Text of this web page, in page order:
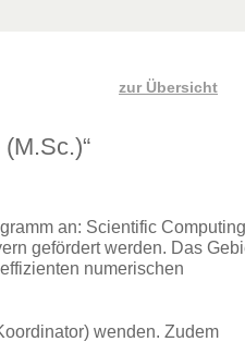
zur Übersicht
an: Scientific Computing
gefördert werden. Das
numerischen
wenden. Zudem